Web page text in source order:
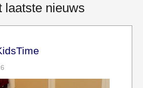
laatste nieuws